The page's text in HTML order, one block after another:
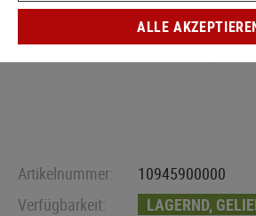
Artikelnummer:
10945900000
Verfügbarkeit:
LAGERND,
ALLE